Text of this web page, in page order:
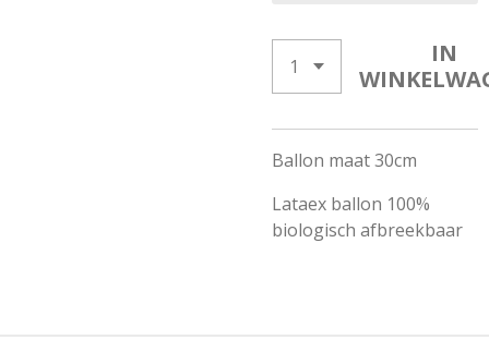
IN
Ballon maat 30cm
Lataex ballon 100%
biologisch afbreekbaar